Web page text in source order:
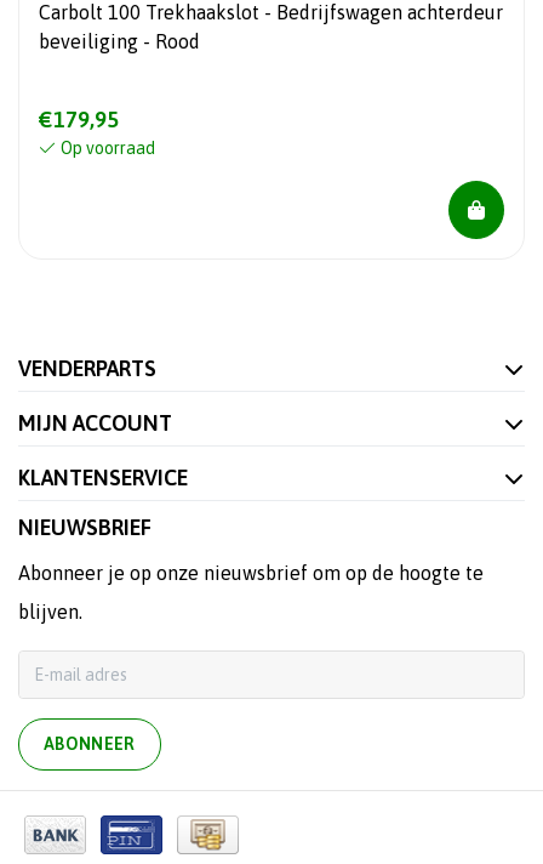
Carbolt 100 Trekhaakslot - Bedrijfswagen achterdeur
beveiliging - Rood
€179,95
Op voorraad
VENDERPARTS
MIJN ACCOUNT
KLANTENSERVICE
NIEUWSBRIEF
Abonneer je op onze nieuwsbrief om op de hoogte te
blijven.
ABONNEER